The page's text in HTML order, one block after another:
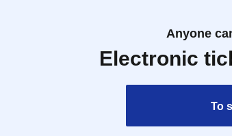
Anyone
Electronic
To